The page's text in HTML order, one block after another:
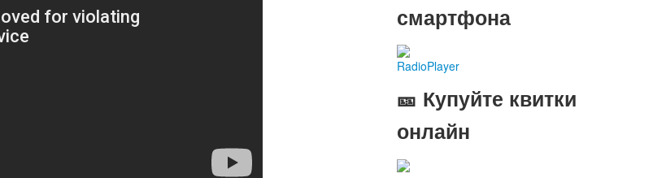
смартфона
RadioPlayer
🎫 Купуйте квитки
онлайн